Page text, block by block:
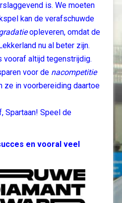
is. We moeten
kan de verafschuwde
opleveren, omdat de
nu al beter zijn.
vooraf altijd tegenstrijdig.
voor de nacompetitie
ze in voorbereiding daartoe
Spartaan! Speel de
en vooral veel